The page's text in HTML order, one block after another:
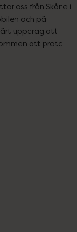
oss från Skåne i
och på
uppdrag att
att prata